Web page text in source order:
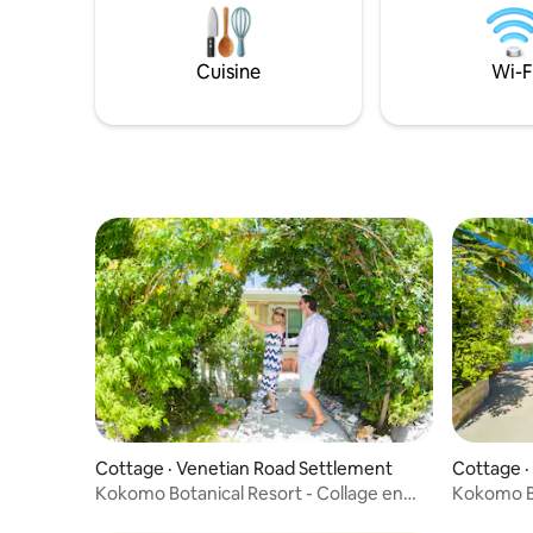
simplement profiter du sable blanc et
des eaux claires. La maison est
confortablement équipée avec des
draps et des serviettes de bain, des
extérieure, des ustensiles de cuisine, des
quartier
voisins
Le
voiture
15
Cuisine Wi-
Cottage · Venetian Road Settlement
Kokomo Botanical Resort - Collage en
Cottage
Kokomo